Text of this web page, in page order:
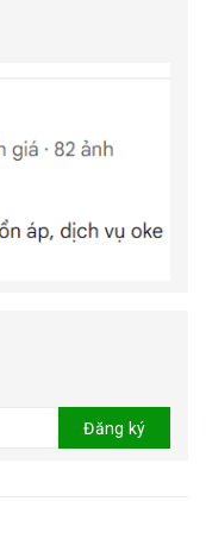
Đăng ký